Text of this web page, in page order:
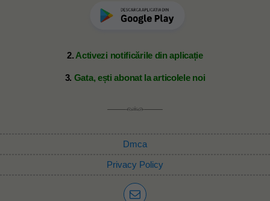
2. Activezi notificările din aplicație
3. Gata, ești abonat la articolele noi
Dmca
Privacy Policy